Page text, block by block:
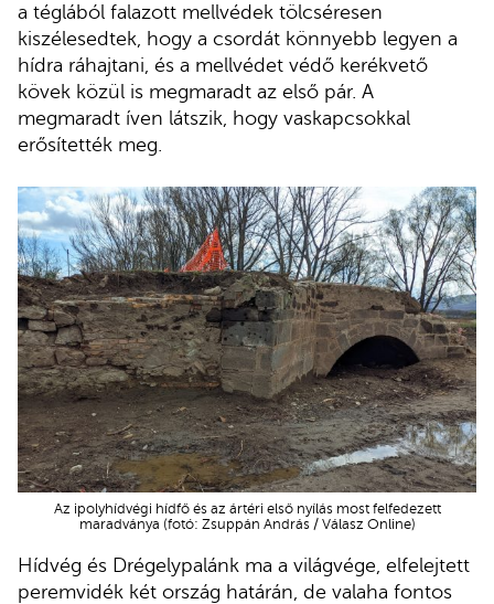
a téglából falazott mellvédek tölcséresen
kiszélesedtek, hogy a csordát könnyebb legyen a
hídra ráhajtani, és a mellvédet védő kerékvető
kövek közül is megmaradt az első pár. A
megmaradt íven látszik, hogy vaskapcsokkal
erősítették meg.
Az ipolyhídvégi hídfő és az ártéri első nyílás most felfedezett
maradványa (fotó: Zsuppán András / Válasz Online)
Hídvég és Drégelypalánk ma a világvége, elfelejtett
peremvidék két ország határán, de valaha fontos